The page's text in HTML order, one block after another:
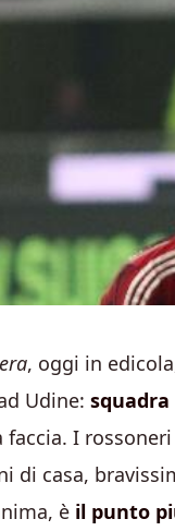
, oggi in
Udine:
I
di casa,
è il punto